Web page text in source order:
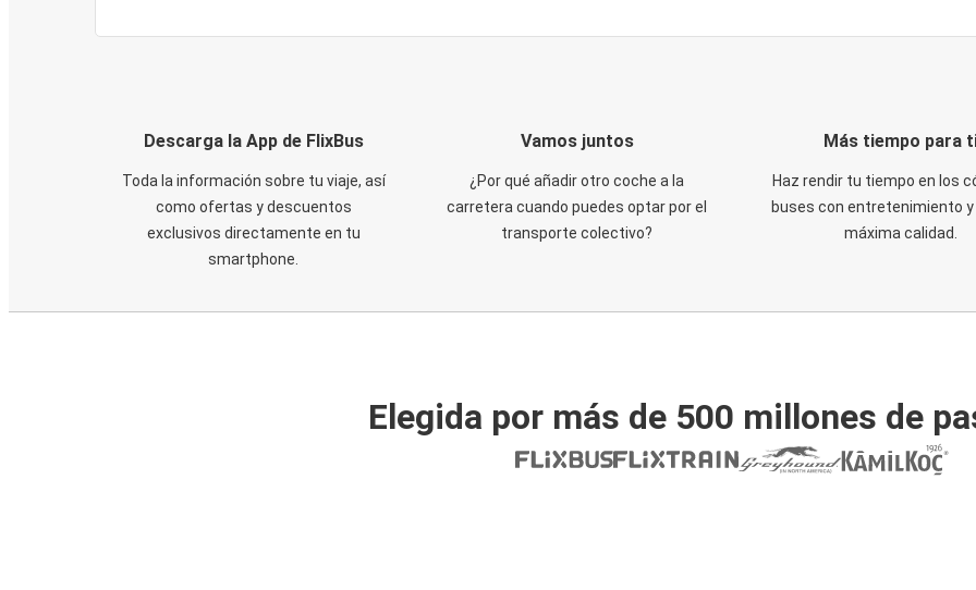
Descarga la App de FlixBus
Toda la información sobre tu viaje, así
como ofertas y descuentos
exclusivos directamente en tu
smartphone.
Vamos juntos
¿Por qué añadir otro coche a la
carretera cuando puedes optar por el
transporte colectivo?
Más tiempo para
Haz rendir tu tiempo en los
buses con entretenimiento y
máxima calidad.
Elegida por más de 500 millones de